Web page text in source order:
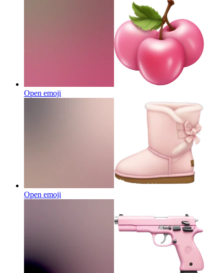
Open emoji
Open emoji